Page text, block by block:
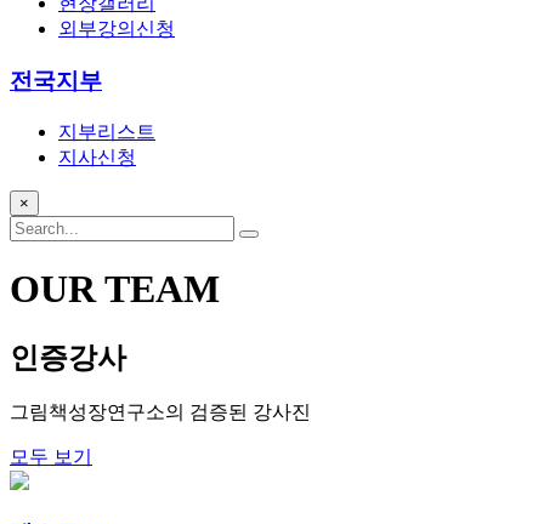
외부강의신청
전국지부
지부리스트
지사신청
×
OUR TEAM
인증강사
그림책성장연구소의 검증된 강사진
모두 보기